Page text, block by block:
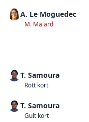
A. Le Moguedec
M. Malard
T. Samoura
Rött kort
T. Samoura
Gult kort